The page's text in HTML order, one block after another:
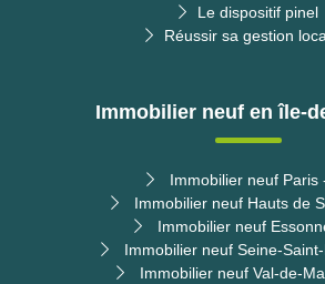
Le dispositif pinel
Réussir sa gestion
Immobilier neuf en île-
Immobilier neuf Paris
Immobilier neuf Hauts de
Immobilier neuf
Immobilier neuf Seine-
Immobilier neuf Val-de-